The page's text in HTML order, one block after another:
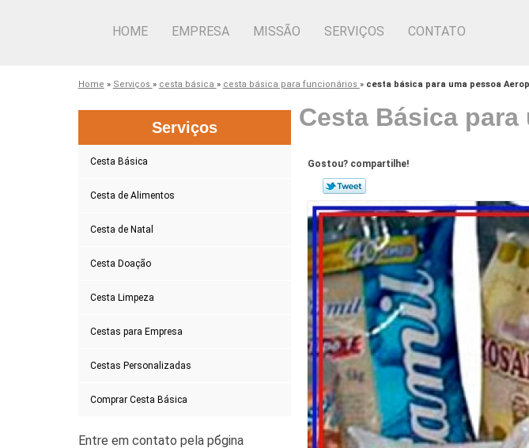
HOME EMPRESA MISSÃO SERVIÇOS CONTATO
Home » Serviços » cesta básica » cesta básica para funcionários » cesta básica para uma pessoa
Serviços
Cesta Básica
Cesta de Alimentos
Cesta de Natal
Cesta Doação
Cesta Limpeza
Cestas para Empresa
Cestas Personalizadas
Comprar Cesta Básica
Cesta Básica
Gostou? compartilhe!